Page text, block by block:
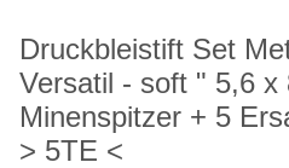
Druckbleistift Set
Versatil - soft " 5,6 x
Minenspitzer + 5
> 5TE <